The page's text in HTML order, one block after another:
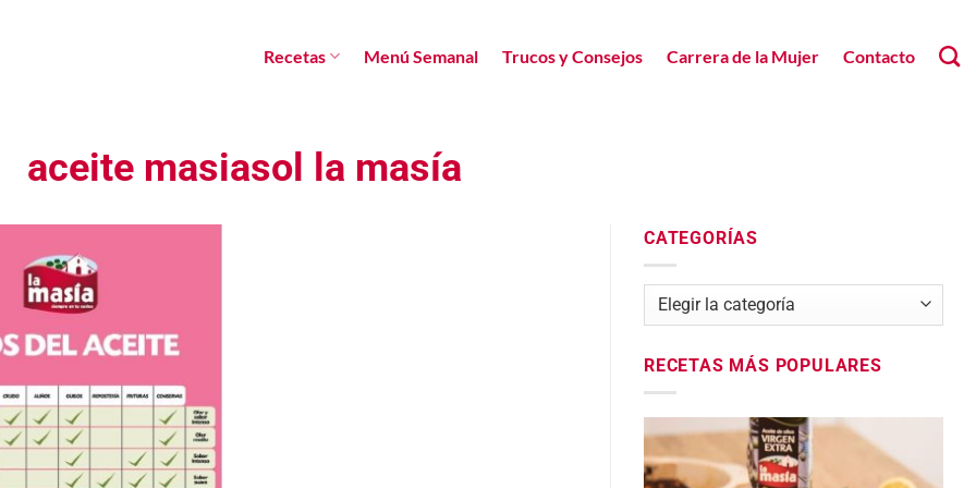
Recetas Menú Semanal Trucos y Consejos Carrera de la Mujer Contacto
aceite masiasol la masía
CATEGORÍAS
Categorías
RECETAS MÁS POPULARES